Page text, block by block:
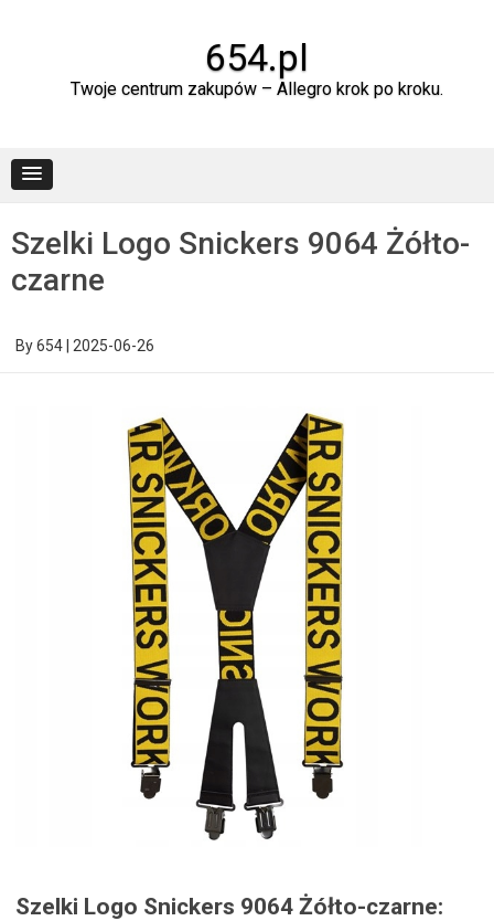
654.pl
Twoje centrum zakupów – Allegro krok po kroku.
Szelki Logo Snickers 9064 Żółto-
czarne
By654 2025-06-26
Szelki Logo Snickers 9064 Żółto-czarne: